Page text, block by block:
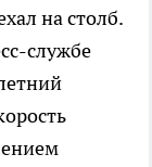
на столб.
службе